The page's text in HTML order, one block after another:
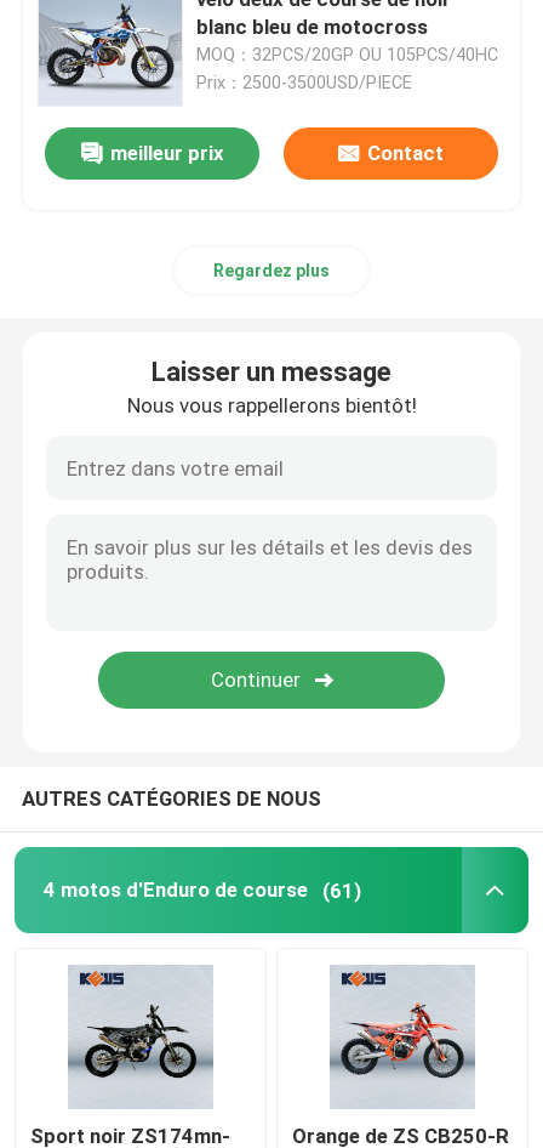
Vélos de saleté d'Enduro
Motocross à quatre temps
blanc bleu de motocross
MOQ：32PCS/20GP OU 105PCS/40HC
Prix：2500-3500USD/PIECE
meilleur prix Contact
Regardez plus
Laisser un message
Nous vous rappellerons bientôt!
AUTRES CATÉGORIES DE NOUS
4 motos d'Enduro de course (61)
Sport noir ZS174mn-
Orange de ZS CB250-R